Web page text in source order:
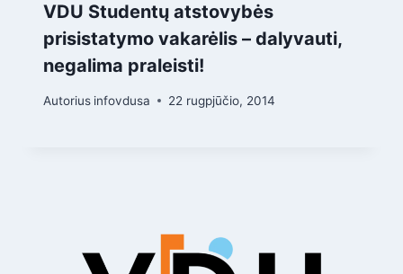
VDU Studentų atstovybės
prisistatymo vakarėlis – dalyvauti,
negalima praleisti!
Autorius infovdusa 22 rugpjūčio, 2014